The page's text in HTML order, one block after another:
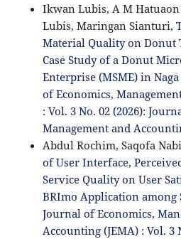
Ikwan Lubis, A M
Lubis, Maringan Sianturi,
Material Quality on Donut
Case Study of a Donut
Enterprise (MSME) in
of Economics,
: Vol. 3 No. 02 (2026):
Management and
Abdul Rochim, Saqofa
of User Interface,
Service Quality on User
BRImo Application among
Journal of Economics,
Accounting (JEMA) : Vol. 3